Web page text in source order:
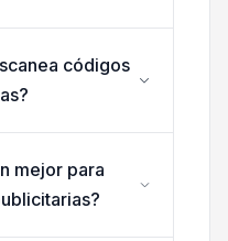
códigos
mejor para